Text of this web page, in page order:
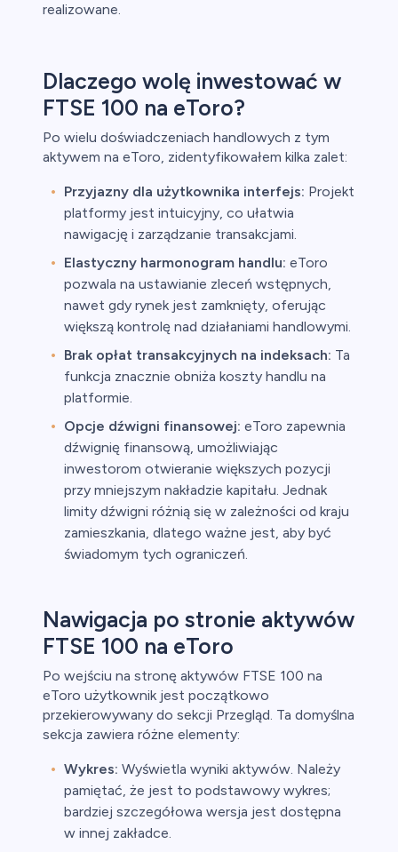
realizowane.
Dlaczego wolę inwestować w
FTSE 100 na eToro?
Po wielu doświadczeniach handlowych z tym
aktywem na eToro, zidentyfikowałem kilka zalet:
Przyjazny dla użytkownika interfejs: Projekt
platformy jest intuicyjny, co ułatwia
nawigację i zarządzanie transakcjami.
Elastyczny harmonogram handlu: eToro
pozwala na ustawianie zleceń wstępnych,
nawet gdy rynek jest zamknięty, oferując
większą kontrolę nad działaniami handlowymi.
Brak opłat transakcyjnych na indeksach: Ta
funkcja znacznie obniża koszty handlu na
platformie.
Opcje dźwigni finansowej: eToro zapewnia
dźwignię finansową, umożliwiając
inwestorom otwieranie większych pozycji
przy mniejszym nakładzie kapitału. Jednak
limity dźwigni różnią się w zależności od kraju
zamieszkania, dlatego ważne jest, aby być
świadomym tych ograniczeń.
Nawigacja po stronie aktywów
FTSE 100 na eToro
Po wejściu na stronę aktywów FTSE 100 na
eToro użytkownik jest początkowo
przekierowywany do sekcji Przegląd. Ta domyślna
sekcja zawiera różne elementy:
Wykres: Wyświetla wyniki aktywów. Należy
pamiętać, że jest to podstawowy wykres;
bardziej szczegółowa wersja jest dostępna
w innej zakładce.